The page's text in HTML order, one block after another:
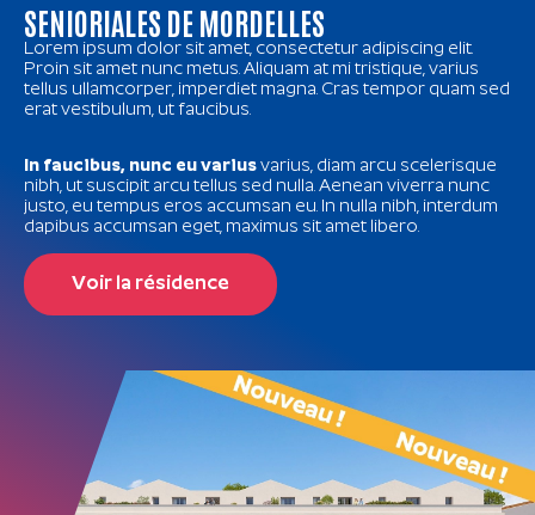
SENIORIALES DE MORDELLES
Lorem ipsum dolor sit amet, consectetur adipiscing elit.
Proin sit amet nunc metus. Aliquam at mi tristique, varius
tellus ullamcorper, imperdiet magna. Cras tempor quam sed
erat vestibulum, ut faucibus.
In faucibus, nunc eu varius varius, diam arcu scelerisque
nibh, ut suscipit arcu tellus sed nulla. Aenean viverra nunc
justo, eu tempus eros accumsan eu. In nulla nibh, interdum
dapibus accumsan eget, maximus sit amet libero.
Voir la résidence